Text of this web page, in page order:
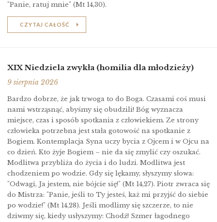
"Panie, ratuj mnie" (Mt 14,30).
CZYTAJ CAŁOŚĆ
XIX Niedziela zwykła (homilia dla młodzieży)
9 sierpnia 2026
Bardzo dobrze, że jak trwoga to do Boga. Czasami coś musi
nami wstrząsnąć, abyśmy się obudzili! Bóg wyznacza
miejsce, czas i sposób spotkania z człowiekiem. Ze strony
człowieka potrzebna jest stała gotowość na spotkanie z
Bogiem. Kontemplacja Syna uczy bycia z Ojcem i w Ojcu na
co dzień. Kto żyje Bogiem – nie da się zmylić czy oszukać.
Modlitwa przybliża do życia i do ludzi. Modlitwa jest
chodzeniem po wodzie. Gdy się lękamy, słyszymy słowa:
"Odwagi, Ja jestem, nie bójcie się!" (Mt 14,27). Piotr zwraca się
do Mistrza: "Panie, jeśli to Ty jesteś, każ mi przyjść do siebie
po wodzie!" (Mt 14,28). Jeśli modlimy się szczerze, to nie
dziwmy się, kiedy usłyszymy: Chodź! Szmer łagodnego